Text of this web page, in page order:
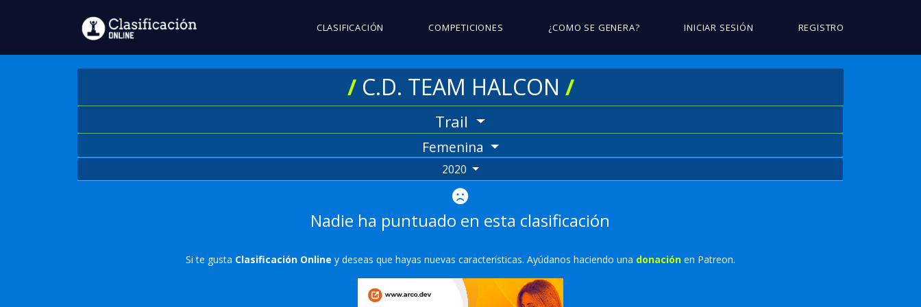
CLASIFICACIÓN COMPETICIONES ¿COMO SE GENERA? INICIAR SESIÓN REGISTRO
/C.D. TEAM HALCON /
Trail
Femenina
2020
Nadie ha puntuado en esta clasificación
Si te gusta Clasificación Online y deseas que hayas nuevas características. Ayúdanos haciendo una donación en Patreon.